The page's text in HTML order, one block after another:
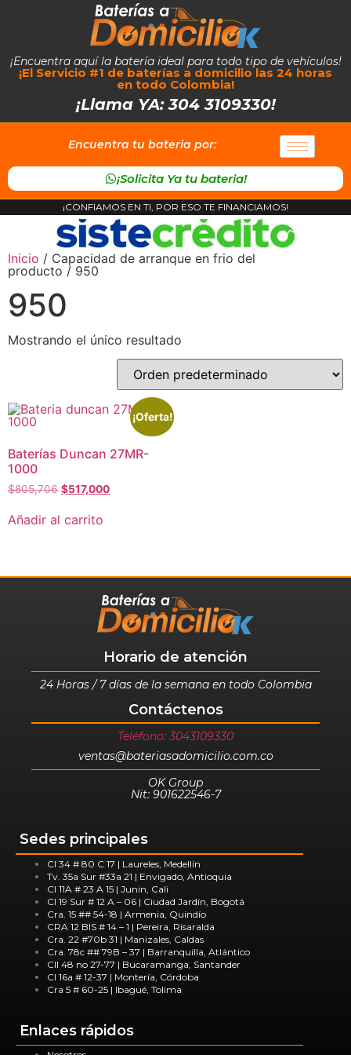
¡Encuentra aquí la batería ideal para todo tipo de vehículos!
¡El Servicio #1 de baterías a domicilio las 24 horas
en todo Colombia!
¡Llama YA: 304 3109330!
Encuentra tu bateria por:
¡Solicita Ya tu bateria!
¡CONFIAMOS EN TI, POR ESO TE FINANCIAMOS!
Inicio / Capacidad de arranque en frio del
producto / 950
950
Mostrando el único resultado
¡Oferta!
Baterías Duncan 27MR-
1000
$805,706 $517,000
Añadir al carrito
Horario de atención
24 Horas / 7 días de la semana en todo Colombia
Contáctenos
Teléfono: 3043109330
ventas@bateriasadomicilio.com.co
OK Group
Nit: 901622546-7
Sedes principales
Cl 34 # 80 C 17 | Laureles, Medellín
Tv. 35a Sur #33a 21 | Envigado, Antioquia
Cl 11A # 23 A 15 | Junin, Cali
Cl 19 Sur # 12 A – 06 | Ciudad Jardín, Bogotá
Cra. 15 ## 54-18 | Armenia, Quindío
CRA 12 BIS # 14 – 1 | Pereira, Risaralda
Cra. 22 #70b 31 | Manizales, Caldas
Cra. 78c ## 79B – 37 | Barranquilla, Atlántico
Cll 48 no 27-77 | Bucaramanga, Santander
Cl 16a # 12-37 | Montería, Córdoba
Cra 5 # 60-25 | Ibagué, Tolima
Enlaces rápidos